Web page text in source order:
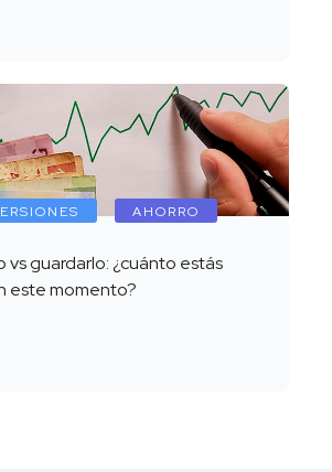
AHORRO
vs guardarlo: ¿cuánto estás
este momento?